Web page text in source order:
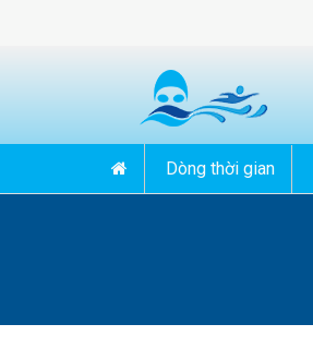
Dòng thời gian